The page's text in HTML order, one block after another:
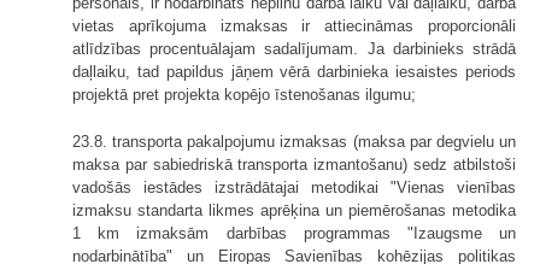
vietas aprīkojuma izmaksas ir attiecināmas proporcionāli
atlīdzības procentuālajam sadalījumam. Ja darbinieks strādā
daļlaiku, tad papildus jāņem vērā darbinieka iesaistes periods
projektā pret projekta kopējo īstenošanas ilgumu;
23.8. transporta pakalpojumu izmaksas (maksa par degvielu un
maksa par sabiedriskā transporta izmantošanu) sedz atbilstoši
vadošās iestādes izstrādātajai metodikai "Vienas vienības
izmaksu standarta likmes aprēķina un piemērošanas metodika
1 km izmaksām darbības programmas "Izaugsme un
nodarbinātība" un Eiropas Savienības kohēzijas politikas